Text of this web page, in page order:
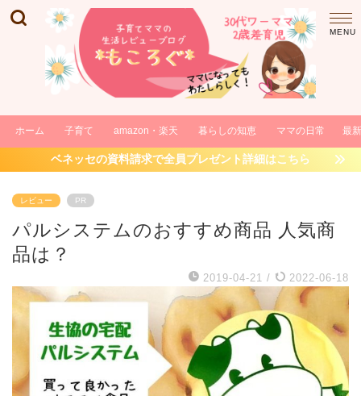
ホーム 子育て amazon・楽天 暮らしの知恵 ママの日常 最
ベネッセの資料請求で全員プレゼント詳細はこちら
レビュー PR
パルシステムのおすすめ商品 人気商
品は？
2019-04-21 / 2022-06-18